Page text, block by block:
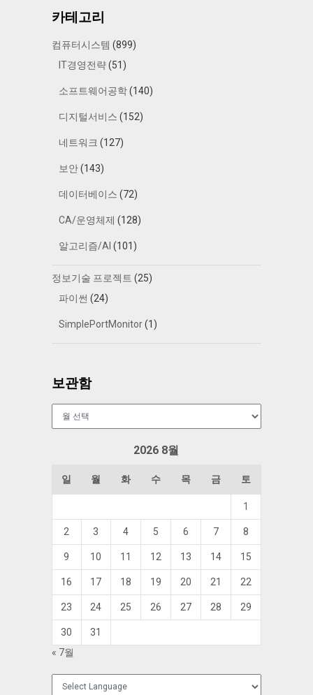
카테고리
컴퓨터시스템 (899)
IT경영전략(51)
소프트웨어공학(140)
디지털서비스 (152)
네트워크 (127)
보안(143)
데이터베이스 (72)
CA/운영체제 (128)
알고리즘/AI (101)
정보기술 프로젝트 (25)
파이썬 (24)
SimplePortMonitor(1)
보관함
2026 8월
일 월 화 수 목 금 토
1
2 3 4 5 6 7 8
9 10 11 12 13 14 15
16 17 18 19 20 21 22
23 24 25 26 27 28 29
30
31
« 7월